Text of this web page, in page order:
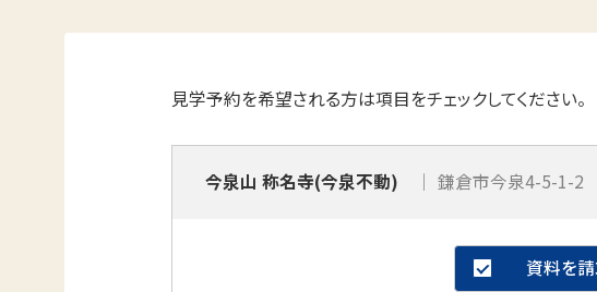
見学予約を希望される方は項目をチェックしてください。
今泉山 称名寺(今泉不動) 鎌倉市今泉4-5-1-2
資料を